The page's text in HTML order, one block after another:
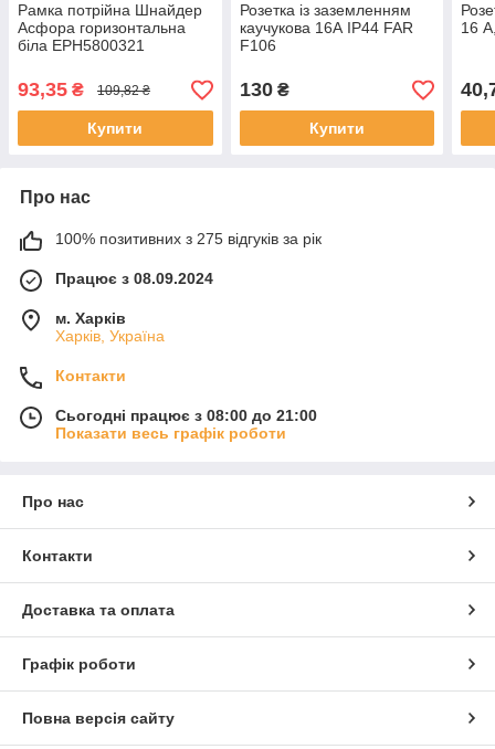
Рамка потрійна Шнайдер
Асфора горизонтальна
біла EPH5800321
93,35 ₴ 109,82 ₴
Купити
Розетка із заземленням
каучукова 16А IP44 FAR
F106
130₴
Купити
16
Про нас
100% позитивних з 275 відгуків за рік
Працює з 08.09.2024
м. Харків
Харків, Україна
Контакти
Сьогодні працює з 08:00 до 21:00
Показати весь графік роботи
Про нас
Контакти
Доставка та оплата
Графік роботи
Повна версія сайту